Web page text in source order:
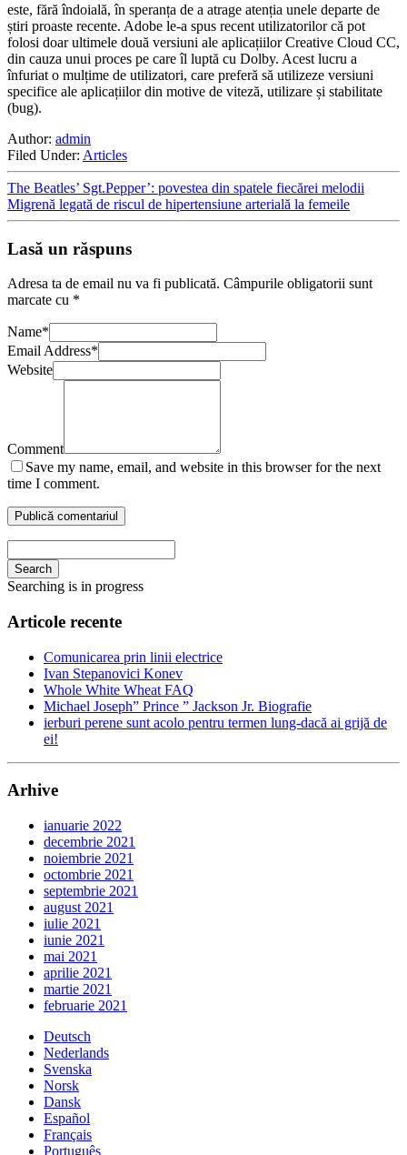
este, fără îndoială, în speranța de a atrage atenția unele departe de
știri proaste recente. Adobe le-a spus recent utilizatorilor că pot
folosi doar ultimele două versiuni ale aplicațiilor Creative Cloud CC,
din cauza unui proces pe care îl luptă cu Dolby. Acest lucru a
înfuriat o mulțime de utilizatori, care preferă să utilizeze versiuni
specifice ale aplicațiilor din motive de viteză, utilizare și stabilitate
(bug).
Author: admin
Filed Under: Articles
The Beatles’ Sgt.Pepper’: povestea din spatele fiecărei melodii
Migrenă legată de riscul de hipertensiune arterială la femeile
Lasă un răspuns
Adresa ta de email nu va fi publicată. Câmpurile obligatorii sunt
marcate cu *
Name*
Email Address*
Website
Comment
Save my name, email, and website in this browser for the next
time I comment.
Search
Searching is in progress
Articole recente
Comunicarea prin linii electrice
Ivan Stepanovici Konev
Whole White Wheat FAQ
Michael Joseph” Prince ” Jackson Jr. Biografie
ierburi perene sunt acolo pentru termen lung-dacă ai grijă de
ei!
Arhive
ianuarie 2022
decembrie 2021
noiembrie 2021
octombrie 2021
septembrie 2021
august 2021
iulie 2021
iunie 2021
mai 2021
aprilie 2021
martie 2021
februarie 2021
Deutsch
Nederlands
Svenska
Norsk
Dansk
Español
Français
Português